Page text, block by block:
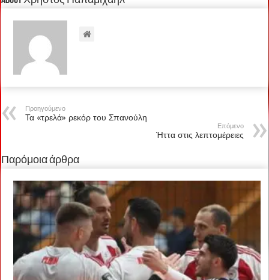
Προηγούμενο
Τα «τρελά» ρεκόρ του Σπανούλη
Επόμενο
Ήττα στις λεπτομέρειες
Παρόμοια άρθρα